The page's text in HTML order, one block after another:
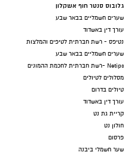
גלובוס סנטר חוף אשקלון
שערים חשמליים בבאר שבע
עורך דין באשדוד
נטיפס - רשת חברתית לטיפים והמלצות
שערים חשמליים בבאר שבע
Netips -רשת חברתית לחכמת ההמונים
מסלולים לטיולים
טיולים בדרום
עורך דין באשדוד
קריית גת נט
חולון נט
פרסום
שער חשמלי ביבנה